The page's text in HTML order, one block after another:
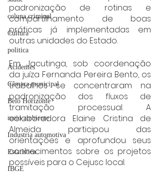
coluna criminal
Cultura
politica
Acidentes
Câmara municipal
Belo Horizonte
meio ambiente
Industria automotiva
Estatística
IBGE
padronização de rotinas e
compartilhamento de boas
práticas já implementadas em
outras unidades do Estado.
Em Jacutinga, sob coordenação
da juíza Fernanda Pereira Bento, os
trabalhos se concentraram na
padronização dos fluxos de
tramitação processual. A
colaboradora Elaine Cristina de
Almeida participou das
orientações e aprofundou seus
conhecimentos sobre os projetos
possíveis para o Cejusc local.